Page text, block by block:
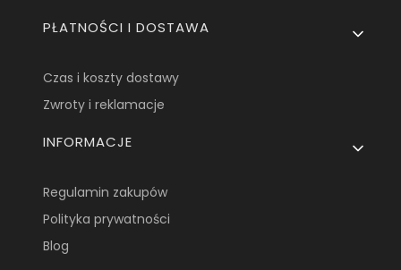
PŁATNOŚCI I DOSTAWA
Czas i koszty dostawy
Zwroty i reklamacje
INFORMACJE
Regulamin zakupów
Polityka prywatności
Blog